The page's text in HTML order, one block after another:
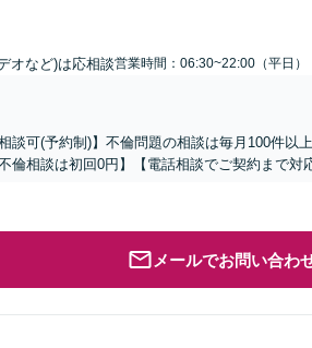
オなど)は応相談営業時間：06:30~22:00（平日）
談可(予約制)】不倫問題の相談は毎月100件以
相談は初回0円】【電話相談でご契約まで対
メールでお問い合わ